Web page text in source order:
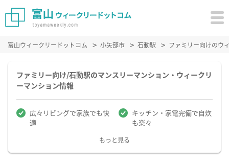
富山ウィークリードットコム 小矢部市 石動駅 ファミリー向けのウ
ファミリー向け/石動駅のマンスリーマンション・ウィークリ
ーマンション情報
広々リビングで家族でも快
適
キッチン・家電完備で自炊
も楽々
もっと見る